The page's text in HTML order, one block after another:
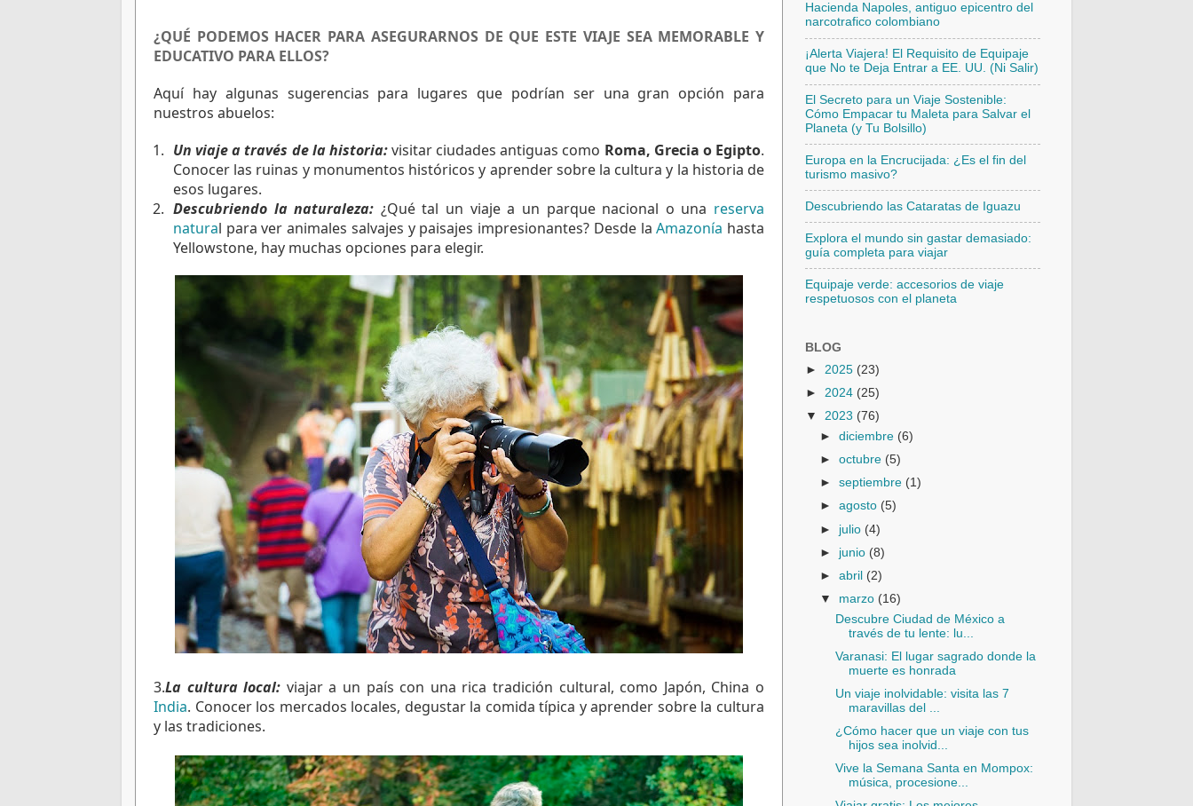
¿QUÉ PODEMOS HACER PARA ASEGURARNOS DE QUE ESTE VIAJE SEA MEMORABLE Y
EDUCATIVO PARA ELLOS?
Aquí hay algunas sugerencias para lugares que podrían ser una gran opción para
nuestros abuelos:
Un viaje a través de la historia: visitar ciudades antiguas como Roma, Grecia o Egipto.
Conocer las ruinas y monumentos históricos y aprender sobre la cultura y la historia de
esos lugares.
Descubriendo la naturaleza: ¿Qué tal un viaje a un parque nacional o una reserva
natural para ver animales salvajes y paisajes impresionantes? Desde la Amazonía hasta
Yellowstone, hay muchas opciones para elegir.
3.La cultura local:
India. Conocer los mercados locales, degustar la comida típica y aprender sobre la cultura
y las tradiciones.
Hacienda Napoles, antiguo epicentro del
narcotrafico colombiano
¡Alerta Viajera! El Requisito de Equipaje
que No te Deja Entrar a EE. UU. (Ni Salir)
El Secreto para un Viaje Sostenible:
Cómo Empacar tu Maleta para Salvar el
Planeta (y Tu Bolsillo)
Europa en la Encrucijada: ¿Es el fin del
turismo masivo?
Descubriendo las Cataratas de Iguazu
Explora el mundo sin gastar demasiado:
guía completa para viajar
Equipaje verde: accesorios de viaje
respetuosos con el planeta
BLOG
► 2025 (23)
► 2024 (25)
▼ 2023 (76)
►diciembre (6)
►octubre (5)
►septiembre (1)
►agosto (5)
► julio (4)
► junio (8)
►abril (2)
▼ marzo (16)
Descubre Ciudad de México a
través de tu lente: lu...
Varanasi: El lugar sagrado donde la
muerte es honrada
Un viaje inolvidable: visita las 7
maravillas del ...
¿Cómo hacer que un viaje con tus
hijos sea inolvid...
Vive la Semana Santa en Mompox:
música, procesione...